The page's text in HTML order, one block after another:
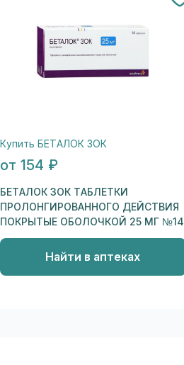
Купить БЕТАЛОК ЗОК
от 154 ₽
БЕТАЛОК ЗОК ТАБЛЕТКИ
ПРОЛОНГИРОВАННОГО ДЕЙСТВИЯ
ПОКРЫТЫЕ ОБОЛОЧКОЙ 25 МГ №14
Найти в аптеках